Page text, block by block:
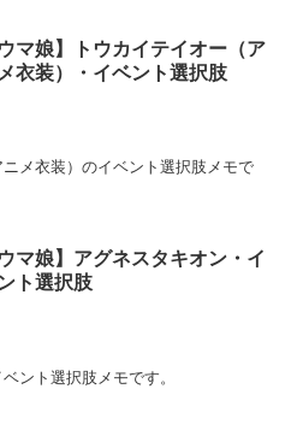
ウマ娘】トウカイテイオー（ア
衣装）・イベント選択肢
メ衣装）のイベント選択肢メモで
ウマ娘】アグネスタキオン・イ
ト選択肢
ント選択肢メモです。